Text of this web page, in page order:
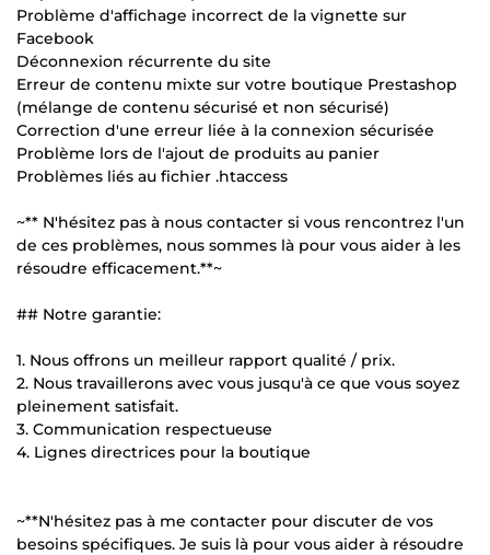
Problème d'affichage incorrect de la vignette sur
Facebook
Déconnexion récurrente du site
Erreur de contenu mixte sur votre boutique Prestashop
(mélange de contenu sécurisé et non sécurisé)
Correction d'une erreur liée à la connexion sécurisée
Problème lors de l'ajout de produits au panier
Problèmes liés au fichier .htaccess
~** N'hésitez pas à nous contacter si vous rencontrez l'un
de ces problèmes, nous sommes là pour vous aider à les
résoudre efficacement.**~
## Notre garantie:
1. Nous offrons un meilleur rapport qualité / prix.
2. Nous travaillerons avec vous jusqu'à ce que vous soyez
pleinement satisfait.
3. Communication respectueuse
4. Lignes directrices pour la boutique
~**N'hésitez pas à me contacter pour discuter de vos
besoins spécifiques. Je suis là pour vous aider à résoudre